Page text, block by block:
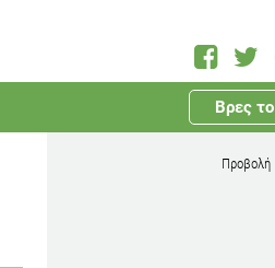
Βρες
Προβολή